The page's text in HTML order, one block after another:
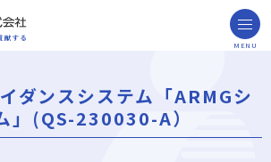
MENU
ョン・社訓
崎建設
ダンスシステム「ARMGシ
」(QS-230030-A）